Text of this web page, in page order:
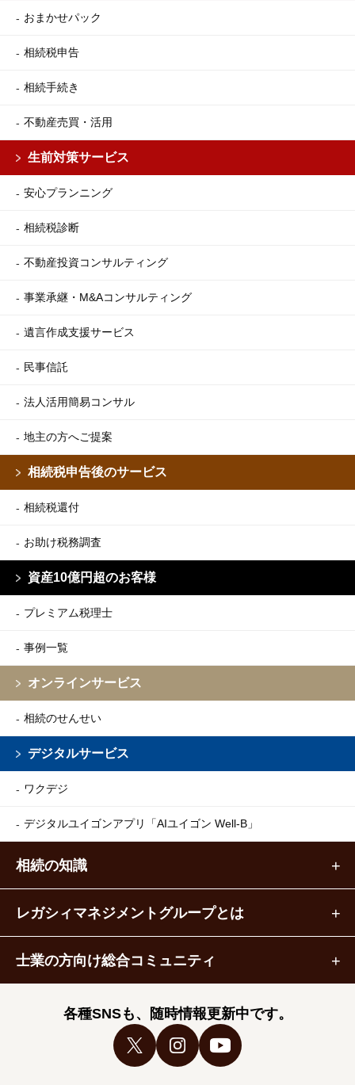
おまかせパック
相続税申告
相続手続き
不動産売買・活用
生前対策サービス
安心プランニング
相続税診断
不動産投資コンサルティング
事業承継・M&Aコンサルティング
遺言作成支援サービス
民事信託
法人活用簡易コンサル
地主の方へご提案
相続税申告後のサービス
相続税還付
お助け税務調査
資産10億円超のお客様
プレミアム税理士
事例一覧
オンラインサービス
相続のせんせい
デジタルサービス
ワクデジ
デジタルユイゴンアプリ 「AIユイゴン Well-B」
相続の知識
レガシィマネジメントグループとは
士業の方向け総合コミュニティ
各種SNSも、随時情報更新中です。